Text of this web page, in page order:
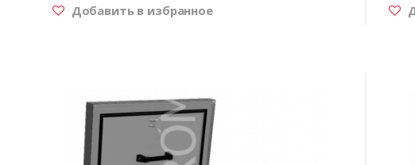
Добавить в избранное